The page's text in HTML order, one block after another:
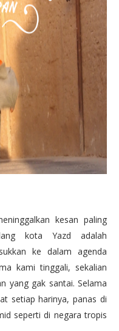
kesan paling
kota Yazd adalah
ke dalam agenda
kami tinggali, sekalian
yang gak santai. Selama
setiap harinya, panas di
seperti di negara tropis